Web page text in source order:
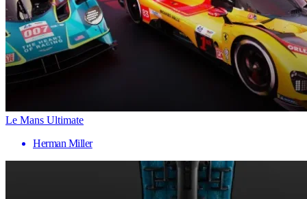
Le Mans Ultimate
Herman Miller